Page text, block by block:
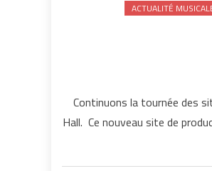
ACTUALITÉ
Continuons la tournée des
Hall. Ce nouveau site de